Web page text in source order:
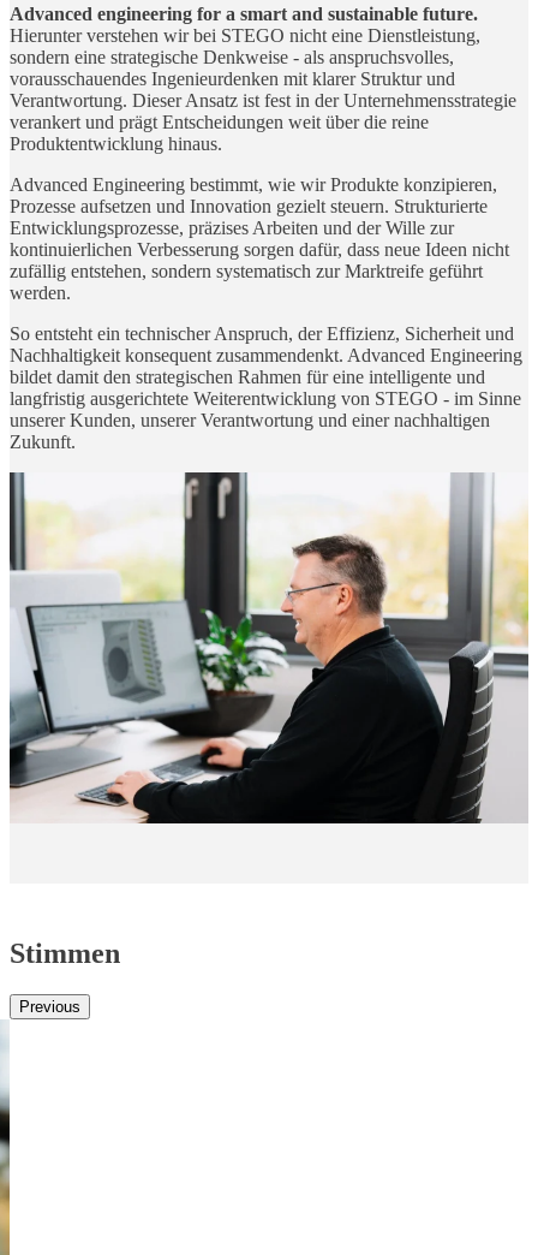
Advanced engineering for a smart and sustainable future.
Hierunter verstehen wir bei STEGO nicht eine Dienstleistung,
sondern eine strategische Denkweise - als anspruchsvolles,
vorausschauendes Ingenieurdenken mit klarer Struktur und
Verantwortung. Dieser Ansatz ist fest in der Unternehmensstrategie
verankert und prägt Entscheidungen weit über die reine
Produktentwicklung hinaus.
Advanced Engineering bestimmt, wie wir Produkte konzipieren,
Prozesse aufsetzen und Innovation gezielt steuern. Strukturierte
Entwicklungsprozesse, präzises Arbeiten und der Wille zur
kontinuierlichen Verbesserung sorgen dafür, dass neue Ideen nicht
zufällig entstehen, sondern systematisch zur Marktreife geführt
werden.
So entsteht ein technischer Anspruch, der Effizienz, Sicherheit und
Nachhaltigkeit konsequent zusammendenkt. Advanced Engineering
bildet damit den strategischen Rahmen für eine intelligente und
langfristig ausgerichtete Weiterentwicklung von STEGO - im Sinne
unserer Kunden, unserer Verantwortung und einer nachhaltigen
Zukunft.
Stimmen
Previous